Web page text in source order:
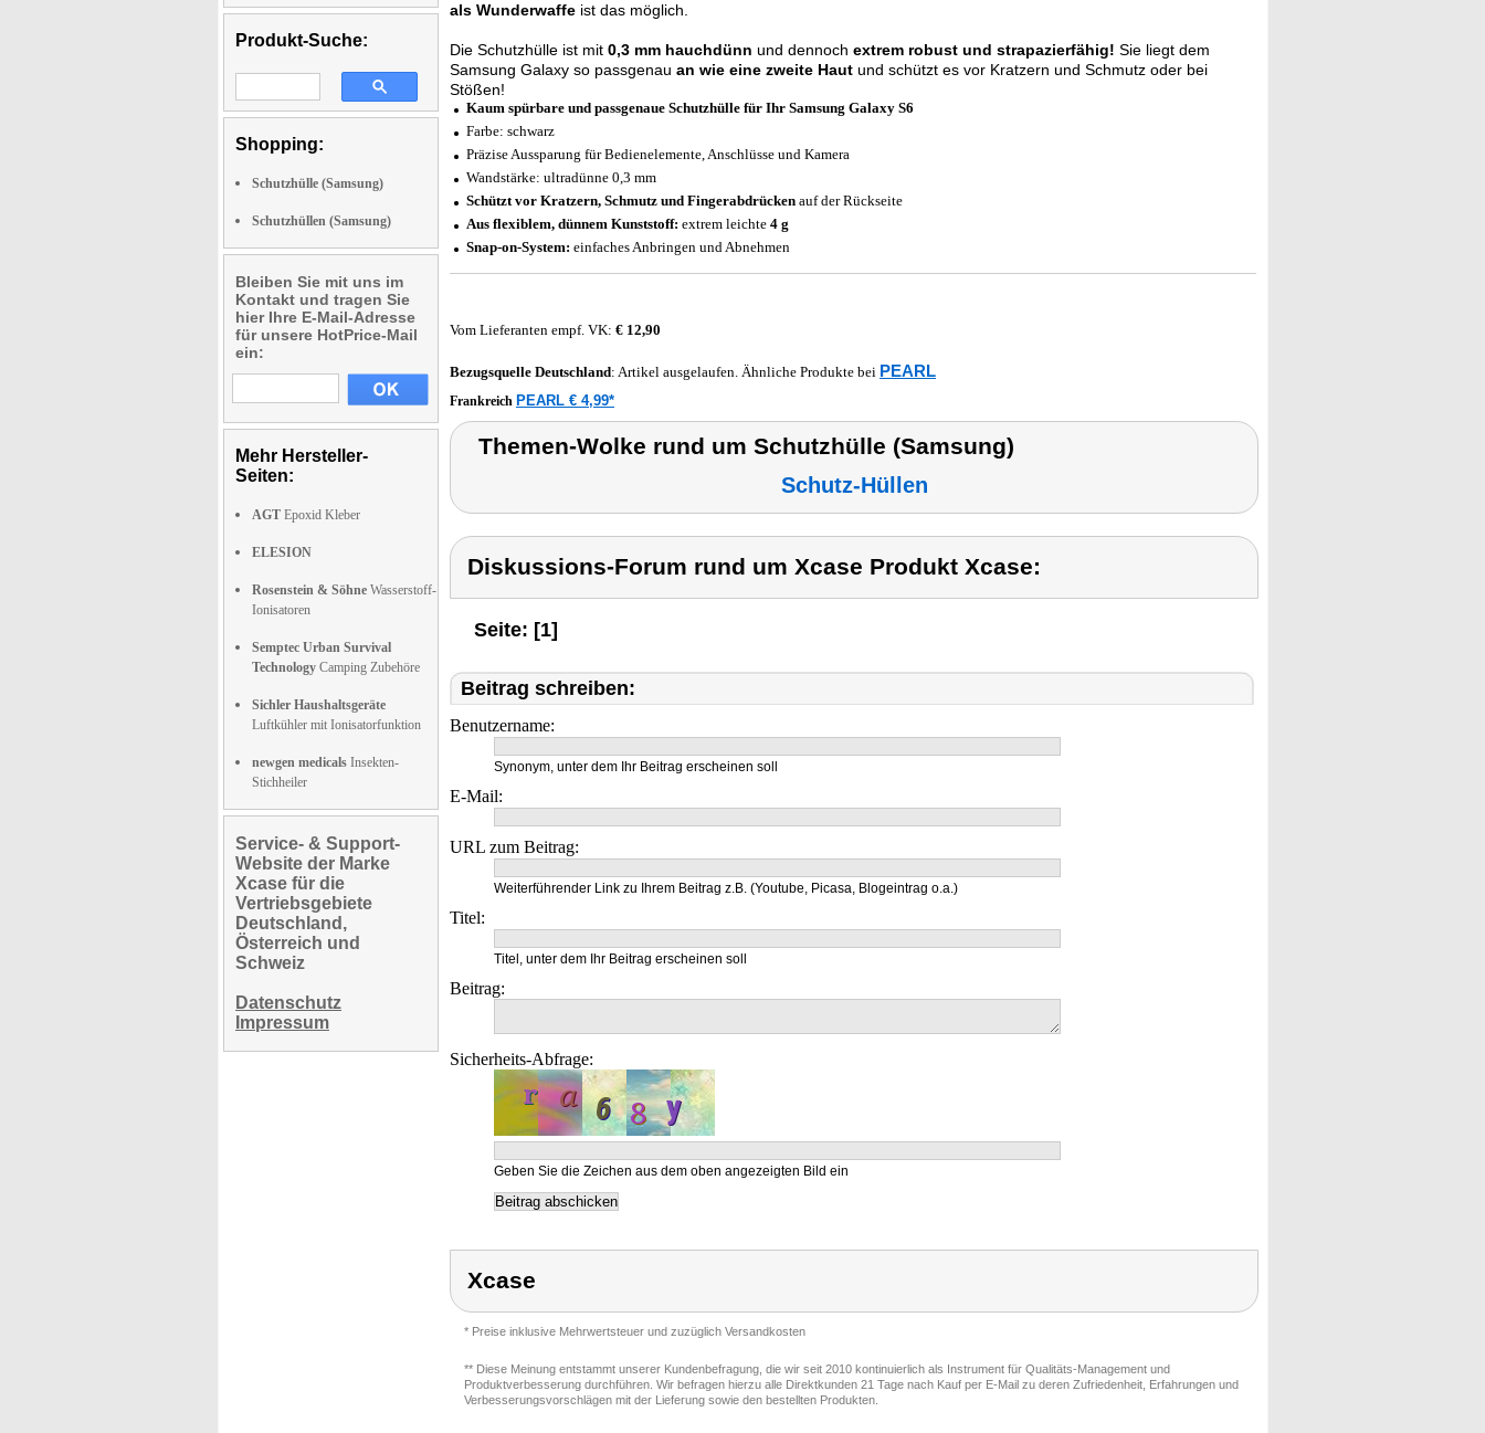
Produkt-Suche:
Shopping:
Schutzhülle (Samsung)
Schutzhüllen (Samsung)
Bleiben Sie mit uns im
Kontakt und tragen Sie
hier Ihre E-Mail-Adresse
für unsere HotPrice-Mail
ein:
Mehr Hersteller-
Seiten:
AGT Epoxid Kleber
ELESION
Rosenstein & Söhne Wasserstoff-
Ionisatoren
Semptec Urban Survival
Technology Camping Zubehöre
Sichler Haushaltsgeräte
Luftkühler mit Ionisatorfunktion
newgen medicals Insekten-
Stichheiler
Service- & Support-
Website der Marke
Xcase für die
Vertriebsgebiete
Deutschland,
Österreich und
Schweiz
Datenschutz
Impressum
als Wunderwaffe ist das möglich.
Die Schutzhülle ist mit 0,3 mm hauchdünn und dennoch extrem robust und strapazierfähig! Sie liegt dem
Samsung Galaxy so passgenau an wie eine zweite Haut und schützt es vor Kratzern und Schmutz oder bei
Stößen!
Kaum spürbare und passgenaue Schutzhülle für Ihr Samsung Galaxy S6
Farbe: schwarz
Präzise Aussparung für Bedienelemente, Anschlüsse und Kamera
Wandstärke: ultradünne 0,3 mm
Schützt vor Kratzern, Schmutz und Fingerabdrücken auf der Rückseite
Aus flexiblem, dünnem Kunststoff: extrem leichte 4 g
Snap-on-System: einfaches Anbringen und Abnehmen
Vom Lieferanten empf. VK: € 12,90
Bezugsquelle Deutschland: Artikel ausgelaufen. Ähnliche Produkte bei PEARL
Frankreich PEARL € 4,99*
Themen-Wolke rund um Schutzhülle (Samsung)
Schutz-Hüllen
Diskussions-Forum rund um Xcase Produkt Xcase:
Seite: [1]
Beitrag schreiben:
Benutzername:
Synonym, unter dem Ihr Beitrag erscheinen soll
E-Mail:
URL zum Beitrag:
Weiterführender Link zu Ihrem Beitrag z.B. (Youtube, Picasa, Blogeintrag o.a.)
Titel:
Titel, unter dem Ihr Beitrag erscheinen soll
Beitrag:
Sicherheits-Abfrage:
Geben Sie die Zeichen aus dem oben angezeigten Bild ein
Xcase
* Preise inklusive Mehrwertsteuer und zuzüglich Versandkosten
** Diese Meinung entstammt unserer Kundenbefragung, die wir seit 2010 kontinuierlich als Instrument für Qualitäts-Management und
Produktverbesserung durchführen. Wir befragen hierzu alle Direktkunden 21 Tage nach Kauf per E-Mail zu deren Zufriedenheit, Erfahrungen und
Verbesserungsvorschlägen mit der Lieferung sowie den bestellten Produkten.